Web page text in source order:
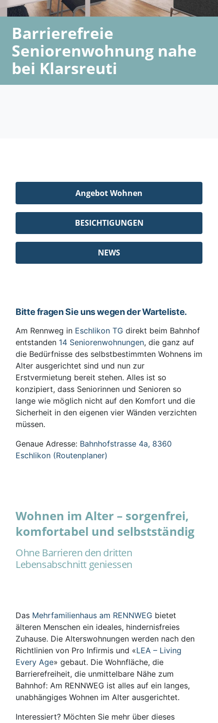
Barrierefreie
Seniorenwohnung nahe
bei Klarsreuti
Angebot Wohnen
BESICHTIGUNGEN
NEWS
Bitte fragen Sie uns wegen der Warteliste.
Am Rennweg in Eschlikon TG direkt beim Bahnhof
entstanden 14 Seniorenwohnungen, die ganz auf
die Bedürfnisse des selbstbestimmten Wohnens im
Alter ausgerichtet sind und nun zur
Erstvermietung bereit stehen. Alles ist so
konzipiert, dass Seniorinnen und Senioren so
lange wie möglich nicht auf den Komfort und die
Sicherheit in den eigenen vier Wänden verzichten
müssen.
Genaue Adresse: Bahnhofstrasse 4a, 8360
Eschlikon (Routenplaner)
Wohnen im Alter – sorgenfrei,
komfortabel und selbstständig
Ohne Barrieren den dritten
Lebensabschnitt geniessen
Das Mehrfamilienhaus am RENNWEG bietet
älteren Menschen ein ideales, hindernisfreies
Zuhause. Die Alterswohnungen werden nach den
Richtlinien von Pro Infirmis und «LEA – Living
Every Age» gebaut. Die Wohnfläche, die
Barrierefreiheit, die unmittelbare Nähe zum
Bahnhof: Am RENNWEG ist alles auf ein langes,
unabhängiges Wohnen im Alter ausgerichtet.
Interessiert? Möchten Sie mehr über dieses